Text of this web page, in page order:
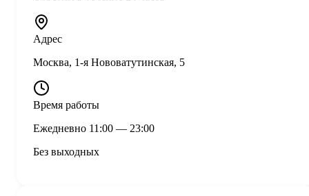
Адрес
Москва, 1-я Нововатутинская, 5
Время работы
Ежедневно 11:00 — 23:00
Без выходных